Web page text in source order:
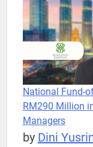
National Fund-
RM290 Million
Managers
by Dini